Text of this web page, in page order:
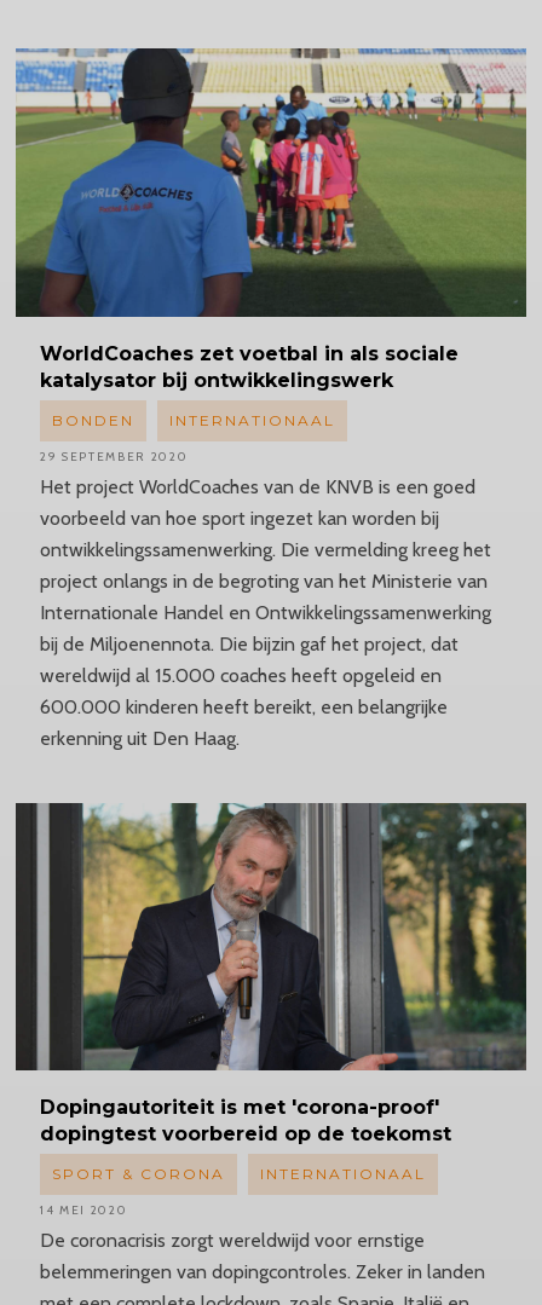
WorldCoaches zet voetbal in als sociale
katalysator bij ontwikkelingswerk
Het project WorldCoaches van de KNVB is een goed
voorbeeld van hoe sport ingezet kan worden bij
ontwikkelingssamenwerking. Die vermelding kreeg het
project onlangs in de begroting van het Ministerie van
Internationale Handel en Ontwikkelingssamenwerking
bij de Miljoenennota. Die bijzin gaf het project, dat
wereldwijd al 15.000 coaches heeft opgeleid en
600.000 kinderen heeft bereikt, een belangrijke
erkenning uit Den Haag.
BONDEN INTERNATIONAAL
29 SEPTEMBER 2020
Dopingautoriteit is met 'corona-proof'
dopingtest voorbereid op de toekomst
De coronacrisis zorgt wereldwijd voor ernstige
belemmeringen van dopingcontroles. Zeker in landen
SPORT & CORONA INTERNATIONAAL
14 MEI 2020